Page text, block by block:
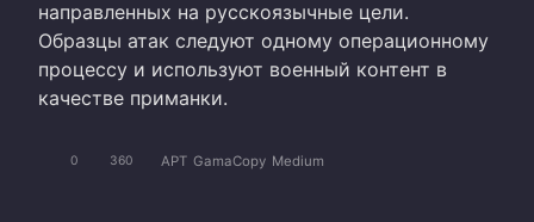
направленных на русскоязычные цели.
Образцы атак следуют одному операционному
процессу и используют военный контент в
качестве приманки.
0 360 APT GamaCopy Medium